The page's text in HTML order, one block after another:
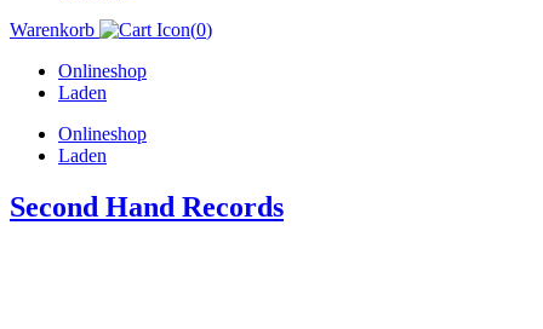
Warenkorb
(0)
Onlineshop
Laden
Onlineshop
Laden
Second Hand Records